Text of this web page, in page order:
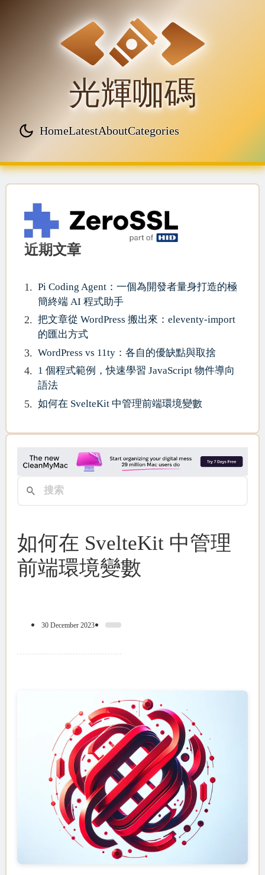
光輝咖碼
Top level navigation menu
HomeLatestAboutCategories
近期文章
Pi Coding Agent：一個為開發者量身打造的極
簡終端 AI 程式助手
把文章從 WordPress 搬出來：eleventy-import
的匯出方式
WordPress vs 11ty：各自的優缺點與取捨
1 個程式範例，快速學習 JavaScript 物件導向
語法
如何在 SvelteKit 中管理前端環境變數
如何在 SvelteKit 中管理
前端環境變數
30 December 2023